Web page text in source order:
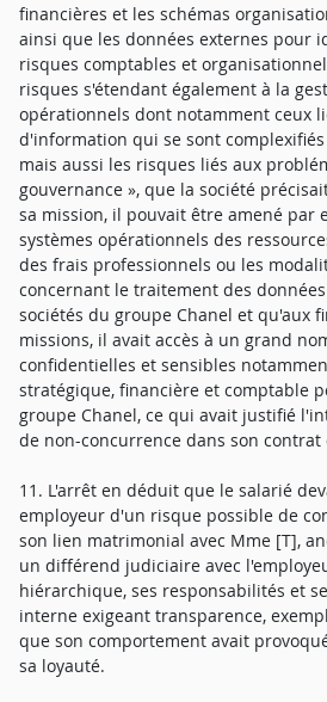
financières et les schémas
ainsi que les données externes pour
risques comptables et
risques s'étendant également à la
opérationnels dont notamment ceux
d'information qui se sont
mais aussi les risques liés aux
gouvernance », que la société
sa mission, il pouvait être amené par
systèmes opérationnels des
des frais professionnels ou les
concernant le traitement des
sociétés du groupe Chanel et qu'aux
missions, il avait accès à un grand
confidentielles et sensibles
stratégique, financière et comptable
groupe Chanel, ce qui avait justifié
de non-concurrence dans son contrat
11. L'arrêt en déduit que le salarié
employeur d'un risque possible de
son lien matrimonial avec Mme [T],
un différend judiciaire avec
hiérarchique, ses responsabilités et
interne exigeant transparence,
que son comportement avait
sa loyauté.